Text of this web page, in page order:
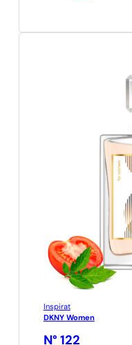
Inspirat
DKNY Women
N° 122